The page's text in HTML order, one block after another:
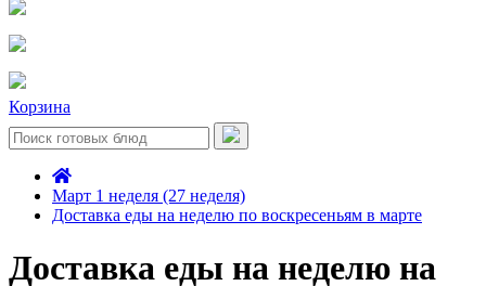
Корзина
Март 1 неделя (27 неделя)
Доставка еды на неделю по воскресеньям в марте
Доставка еды на неделю на